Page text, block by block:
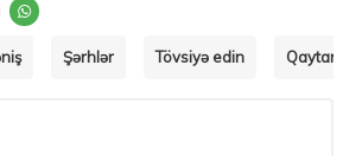
Şərhlər Tövsiyə edin